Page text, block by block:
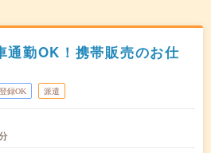
通勤OK！携帯販売のお仕
録OK 派遣